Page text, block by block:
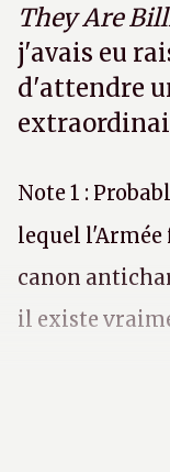
They Are
j'avais eu
d'attendre
Note 1 :
lequel
canon
il existe